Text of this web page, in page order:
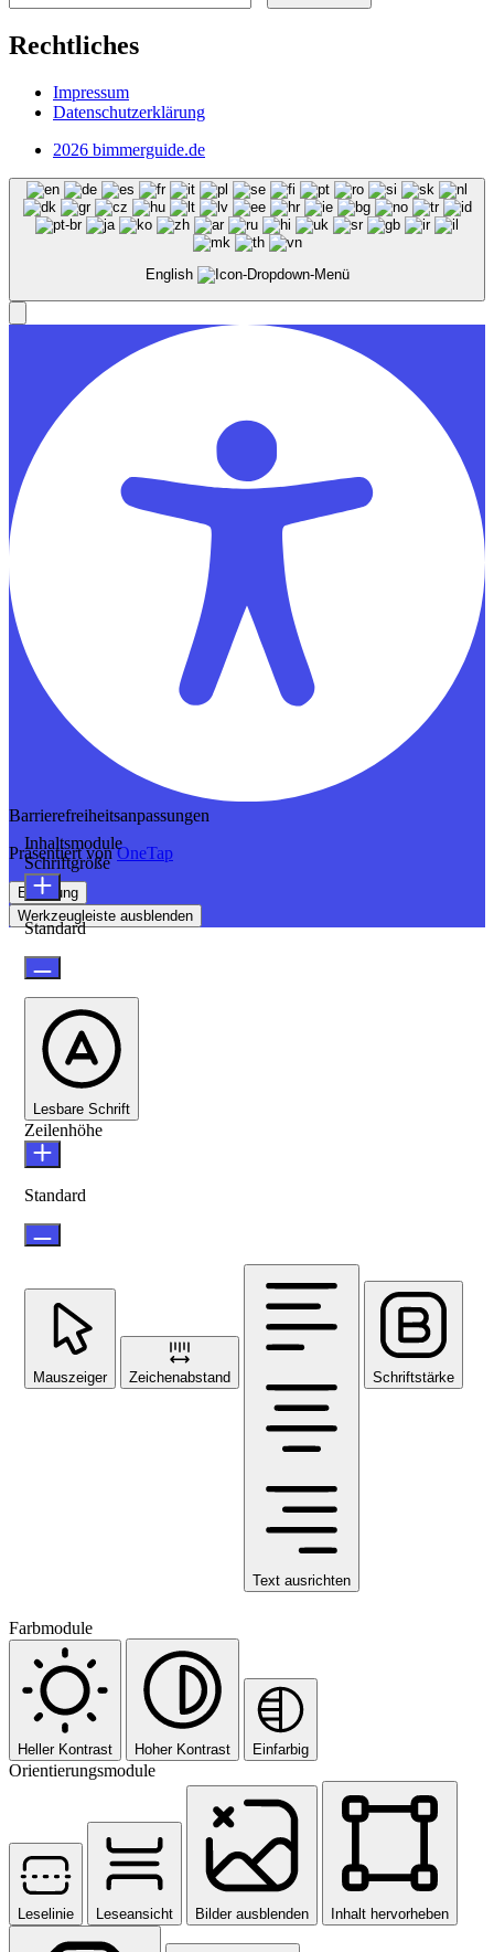
Rechtliches
Impressum
Datenschutzerklärung
2026 bimmerguide.de
English
Barrierefreiheitsanpassungen
Präsentiert vonOneTap
Erklärung
Werkzeugleiste ausblenden
Inhaltsmodule
Schriftgröße
Standard
Lesbare Schrift
Zeilenhöhe
Standard
Mauszeiger Zeichenabstand
Text ausrichten
Schriftstärke
Farbmodule
Heller Kontrast Hoher Kontrast Einfarbig
Orientierungsmodule
Leselinie Leseansicht Bilder ausblenden Inhalt hervorheben